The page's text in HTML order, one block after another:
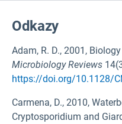
Odkazy
Adam, R. D., 2001,
Microbiology Reviews
https://doi.org/10.1128/
Carmena, D., 2010,
Cryptosporidium and